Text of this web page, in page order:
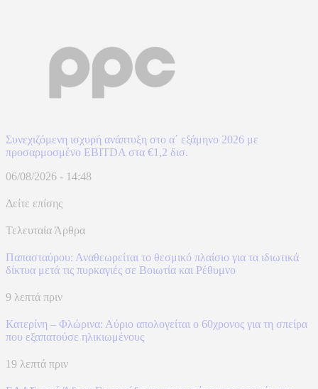
Συνεχιζόμενη ισχυρή ανάπτυξη στο α΄ εξάμηνο 2026 με
προσαρμοσμένο EBITDA στα €1,2 δισ.
06/08/2026 - 14:48
Δείτε επίσης
Τελευταία Άρθρα
Παπασταύρου: Αναθεωρείται το θεσμικό πλαίσιο για τα ιδιωτικά
δίκτυα μετά τις πυρκαγιές σε Βοιωτία και Ρέθυμνο
9 λεπτά πριν
Κατερίνη – Φλώρινα: Αύριο απολογείται ο 60χρονος για τη σπείρα
που εξαπατούσε ηλικιωμένους
19 λεπτά πριν